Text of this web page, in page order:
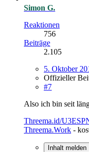
Simon G.
Reaktionen
756
Beiträge
2.105
5. Oktober
Offizieller
#7
Also ich bin seit
Threema.id/
Threema.Work -
Inhalt melden